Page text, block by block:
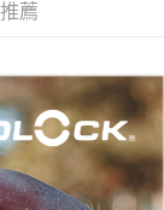
付」服務完成之交
意方可使用
公司不負相關責
狀況，依本公司即
薦